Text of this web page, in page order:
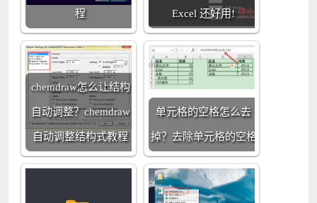
程 Excel 还好用!
chemdraw怎么让结构
自动调整？chemdraw
自动调整结构式教程
单元格的空格怎么去
掉？去除单元格的空格